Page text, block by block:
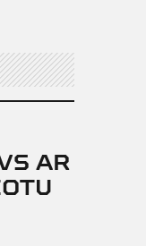
AR